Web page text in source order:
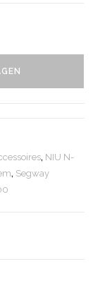
, NIU N-
, Segway